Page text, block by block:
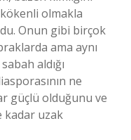
olmakla
Onun gibi birçok
ama aynı
aldığı
ne
güçlü olduğunu ve
kadar uzak